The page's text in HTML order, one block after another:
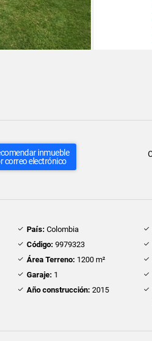
inmueble
correo electrónico
País: Colombia
Código: 9979323
Área Terreno: 1200 m²
Garaje: 1
Año construcción: 2015